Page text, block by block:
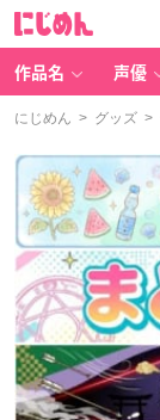
作品名 声優
にじめん > グッズ >